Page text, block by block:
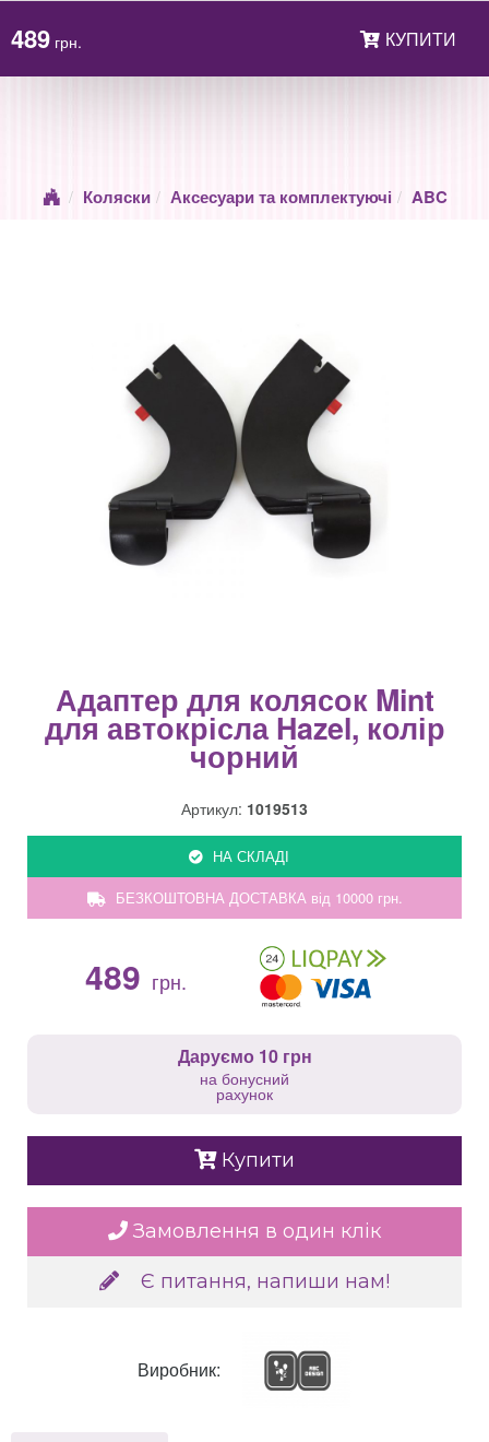
Коляски Аксесуари та комплектуючі ABC
489 грн. КУПИТИ
Адаптер для колясок Mint
для автокрісла Hazel, колір
чорний
Артикул: 1019513
НА СКЛАДІ
БЕЗКОШТОВНА ДОСТАВКА від 10000 грн.
489 грн.
Даруємо 10 грн
на бонусний
рахунок
Купити
Замовлення в один клік
Є питання, напиши нам!
Виробник: